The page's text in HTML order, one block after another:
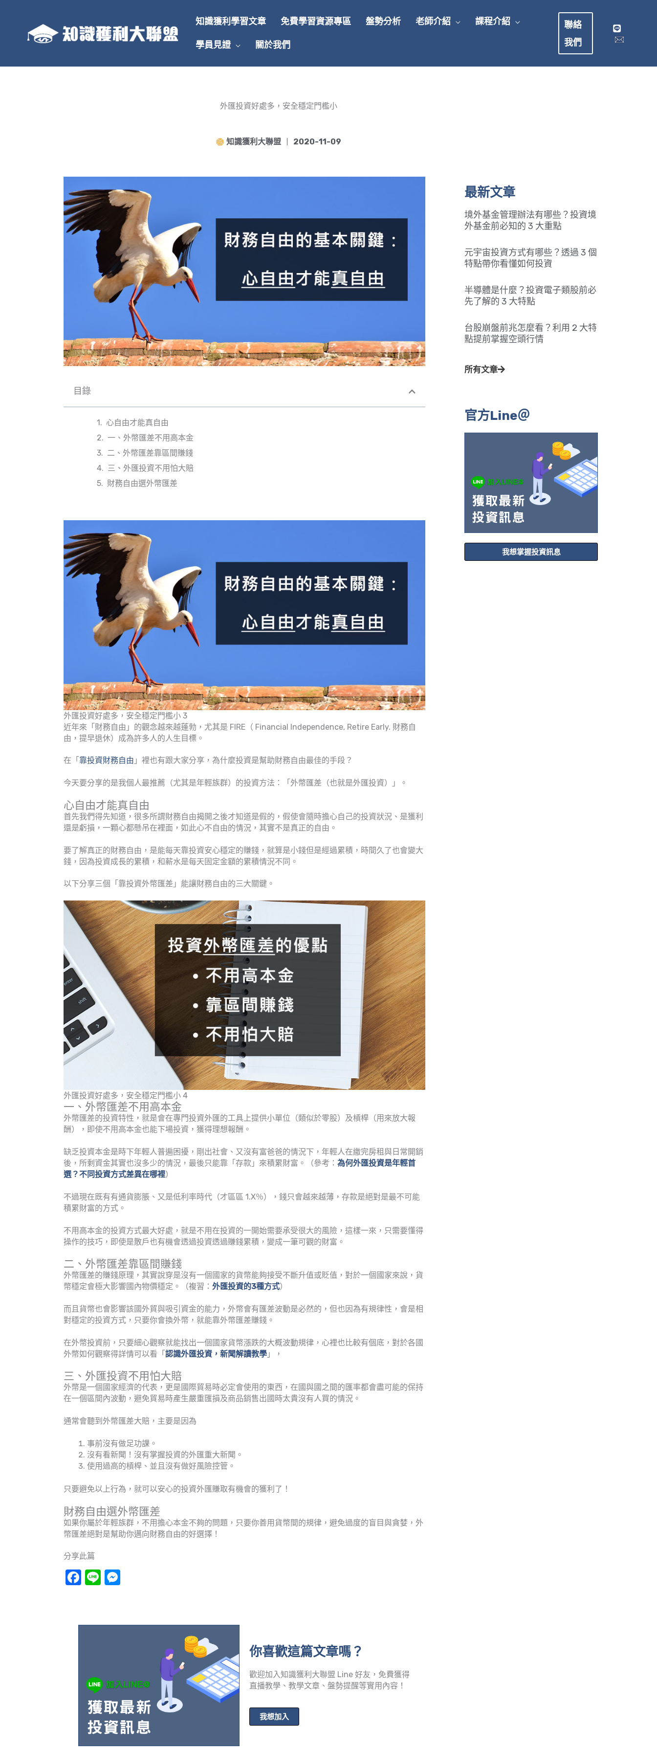
知識獲利學習文章 免費學習資源專區 盤勢分析 老師介紹 課程介紹
學員見證 關於我們
聯絡
我們
外匯投資好處多，安全穩定門檻小
知識獲利大聯盟 2020-11-09
目錄
心自由才能真自由
一、外幣匯差不用高本金
二、外幣匯差靠區間賺錢
三、外匯投資不用怕大賠
財務自由選外幣匯差
外匯投資好處多，安全穩定門檻小 3
近年來「財務自由」的觀念越來越蓬勃，尤其是 FIRE（ Financial Independence, Retire Early. 財務自
由，提早退休）成為許多人的人生目標。
在「 靠投資財務自由 」裡也有跟大家分享，為什麼投資是幫助財務自由最佳的手段？
今天要分享的是我個人最推薦（尤其是年輕族群）的投資方法：「外幣匯差（也就是外匯投資）」。
心自由才能真自由
首先我們得先知道，很多所謂財務自由揭開之後才知道是假的，假使會隨時擔心自己的投資狀況、是獲利
還是虧損，一顆心都懸吊在裡面，如此心不自由的情況，其實不是真正的自由。
要了解真正的財務自由，是能每天靠投資安心穩定的賺錢，就算是小錢但是經過累積，時間久了也會變大
錢，因為投資成長的累積，和薪水是每天固定金額的累積情況不同。
以下分享三個「靠投資外幣匯差」能讓財務自由的三大關鍵。
外匯投資好處多，安全穩定門檻小 4
一、外幣匯差不用高本金
外幣匯差的投資特性，就是會在專門投資外匯的工具上提供小單位（類似於零股）及槓桿（用來放大報
酬），即使不用高本金也能下場投資，獲得理想報酬。
缺乏投資本金是時下年輕人普遍困擾，剛出社會、又沒有富爸爸的情況下，年輕人在繳完房租與日常開銷
後，所剩資金其實也沒多少的情況，最後只能靠「存款」來積累財富。（參考： 為何外匯投資是年輕首
選？不同投資方式差異在哪裡）
不過現在既有有通貨膨脹、又是低利率時代（才區區 1.X％），錢只會越來越薄，存款是絕對是最不可能
積累財富的方式。
不用高本金的投資方式最大好處，就是不用在投資的一開始需要承受很大的風險，這樣一來，只需要懂得
操作的技巧，即使是散戶也有機會透過投資透過賺錢累積，變成一筆可觀的財富。
二、外幣匯差靠區間賺錢
外幣匯差的賺錢原理，其實說穿是沒有一個國家的貨幣能夠接受不斷升值或貶值，對於一個國家來說，貨
幣穩定會極大影響國內物價穩定。（複習： 外匯投資的3種方式）
而且貨幣也會影響該國外貿與吸引資金的能力，外幣會有匯差波動是必然的，但也因為有規律性，會是相
對穩定的投資方式，只要你會換外幣，就能靠外幣匯差賺錢。
在外幣投資前，只要細心觀察就能找出一個國家貨幣漲跌的大概波動規律，心裡也比較有個底，對於各國
外幣如何觀察得詳情可以看「 認識外匯投資，新聞解讀教學 」，
三、外匯投資不用怕大賠
外幣是一個國家經濟的代表，更是國際貿易時必定會使用的東西，在國與國之間的匯率都會盡可能的保持
在一個區間內波動，避免貿易時產生嚴重匯損及商品銷售出國時太貴沒有人買的情況。
通常會聽到外幣匯差大賠，主要是因為
事前沒有做足功課。
沒有看新聞！沒有掌握投資的外匯重大新聞。
使用過高的槓桿、並且沒有做好風險控管。
只要避免以上行為，就可以安心的投資外匯賺取有機會的獲利了！
財務自由選外幣匯差
如果你屬於年輕族群，不用擔心本金不夠的問題，只要你善用貨幣間的規律，避免過度的盲目與貪婪，外
幣匯差絕對是幫助你邁向財務自由的好選擇！
分享此篇
Facebook
Line
你喜歡這篇文章嗎？
歡迎加入知識獲利大聯盟 Line 好友，免費獲得
直播教學、教學文章、盤勢提醒等實用內容！
我想加入
最新文章
境外基金管理辦法有哪些？投資境
外基金前必知的 3 大重點
元宇宙投資方式有哪些？透過 3 個
特點帶你看懂如何投資
半導體是什麼？投資電子類股前必
先了解的 3 大特點
台股崩盤前兆怎麼看？利用 2 大特
點提前掌握空頭行情
所有文章
官方Line＠
我想掌握投資訊息